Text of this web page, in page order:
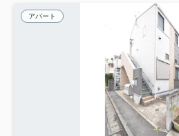
アパート